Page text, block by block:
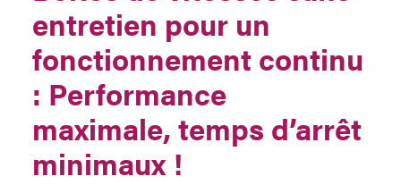
25462 Rellingen
info@atek.de
+49 4101 7953-0
Ouvrir le chat
entretien pour un
fonctionnement continu
: Performance
maximale, temps d’arrêt
minimaux !